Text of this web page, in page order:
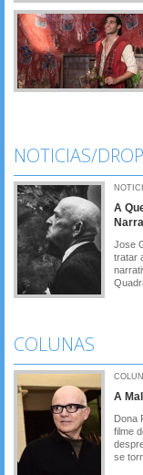
NOTICIAS/
A
Jose
tratar
COLUNAS
A
Dona
filme
se